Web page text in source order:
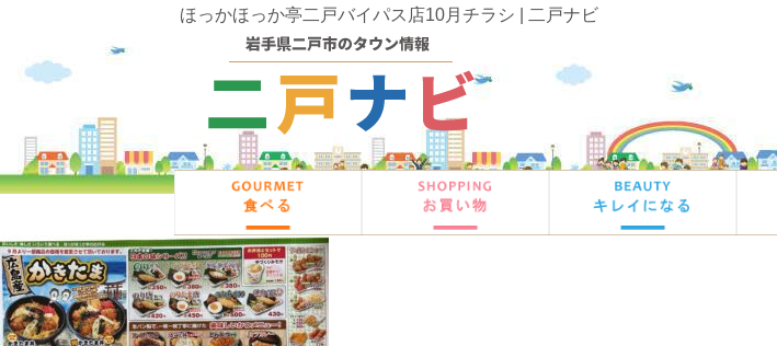
ほっかほっか亭二戸バイパス店10月チラシ | 二戸ナビ